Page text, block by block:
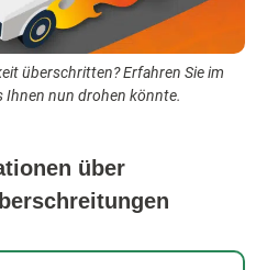
überschritten? Erfahren Sie im
Ihnen nun drohen könnte.
über